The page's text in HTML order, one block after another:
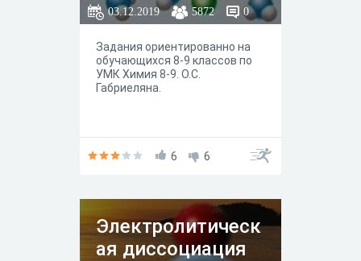
03.12.2019 5872 0
Задания ориентированно на
обучающихся 8-9 классов по
УМК Химия 8-9. О.С.
Габриеляна.
6 6
Электролитическ
ая диссоциация